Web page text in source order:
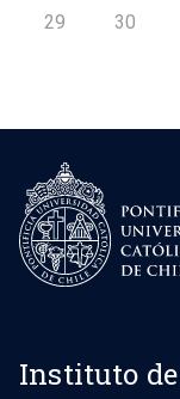
29 30
Instituto